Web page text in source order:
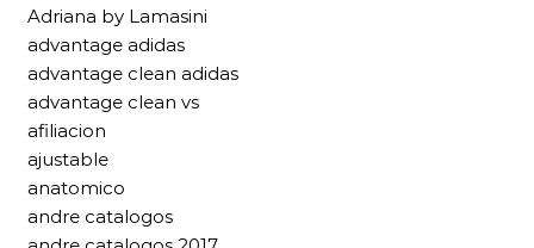
Adriana by Lamasini
advantage adidas
advantage clean adidas
advantage clean vs
afiliacion
ajustable
anatomico
andre catalogos